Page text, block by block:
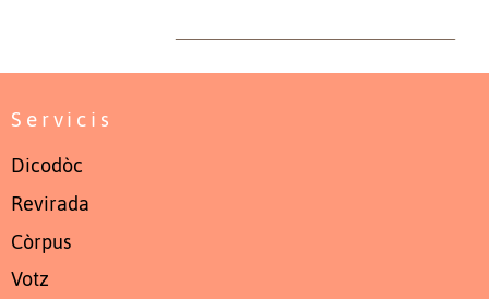
Servicis
Dicodòc
Revirada
Còrpus
Votz